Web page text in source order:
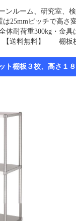
ンルーム、研究室
ピッチで高さ
体耐荷重300kg・金
送料無料】 棚板枚
ト棚板３枚、高さ